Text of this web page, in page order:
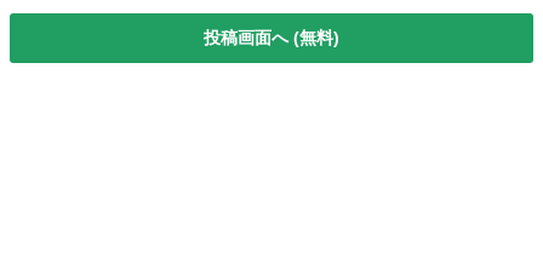
投稿画面へ (無料)